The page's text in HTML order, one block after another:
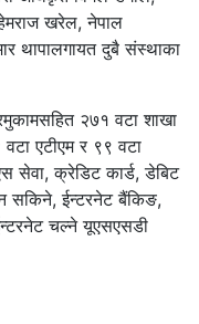
खरेल, नेपाल
थापालगायत दुबै संस्थाका
२७१ वटा शाखा
एटीएम र ९९ वटा
सेवा, क्रेडिट कार्ड, डेबिट
सकिने, ईन्टरनेट बैंकिङ,
चल्ने यूएसएसडी